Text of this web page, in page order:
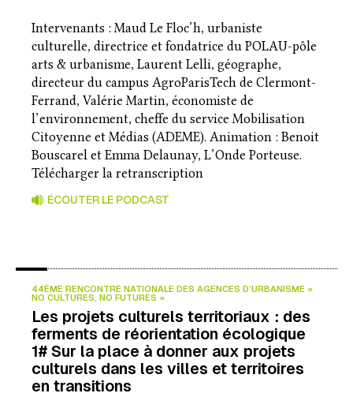
Intervenants : Maud Le Floc’h, urbaniste
culturelle, directrice et fondatrice du POLAU-pôle
arts & urbanisme, Laurent Lelli, géographe,
directeur du campus AgroParisTech de Clermont-
Ferrand, Valérie Martin, économiste de
l’environnement, cheffe du service Mobilisation
Citoyenne et Médias (ADEME). Animation : Benoit
Bouscarel et Emma Delaunay, L’Onde Porteuse.
Télécharger la retranscription
ÉCOUTER LE PODCAST
44ÈME RENCONTRE NATIONALE DES AGENCES D’URBANISME «
NO CULTURES, NO FUTURES »
Les projets culturels territoriaux : des
ferments de réorientation écologique
1# Sur la place à donner aux projets
culturels dans les villes et territoires
en transitions